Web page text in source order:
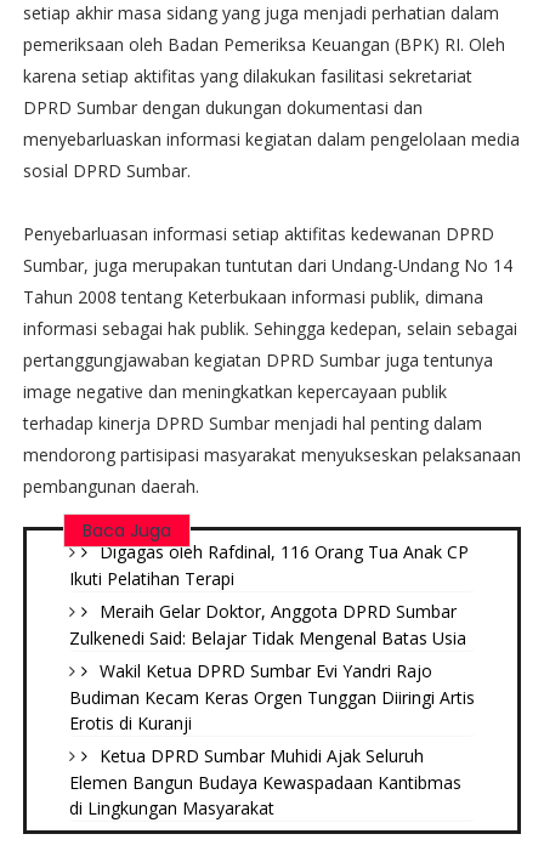
setiap akhir masa sidang yang juga menjadi perhatian dalam
pemeriksaan oleh Badan Pemeriksa Keuangan (BPK) RI. Oleh
karena setiap aktifitas yang dilakukan fasilitasi sekretariat
DPRD Sumbar dengan dukungan dokumentasi dan
menyebarluaskan informasi kegiatan dalam pengelolaan media
sosial DPRD Sumbar.
Penyebarluasan informasi setiap aktifitas kedewanan DPRD
Sumbar, juga merupakan tuntutan dari Undang-Undang No 14
Tahun 2008 tentang Keterbukaan informasi publik, dimana
informasi sebagai hak publik. Sehingga kedepan, selain sebagai
pertanggungjawaban kegiatan DPRD Sumbar juga tentunya
image negative dan meningkatkan kepercayaan publik
terhadap kinerja DPRD Sumbar menjadi hal penting dalam
mendorong partisipasi masyarakat menyukseskan pelaksanaan
pembangunan daerah.
Baca Juga
Digagas oleh Rafdinal, 116 Orang Tua Anak CP
Ikuti Pelatihan Terapi
Meraih Gelar Doktor, Anggota DPRD Sumbar
Zulkenedi Said: Belajar Tidak Mengenal Batas Usia
Wakil Ketua DPRD Sumbar Evi Yandri Rajo
Budiman Kecam Keras Orgen Tunggan Diiringi Artis
Erotis di Kuranji
Ketua DPRD Sumbar Muhidi Ajak Seluruh
Elemen Bangun Budaya Kewaspadaan Kantibmas
di Lingkungan Masyarakat